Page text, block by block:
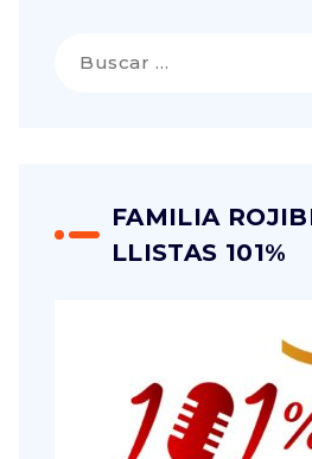
FAMILIA
LLISTAS 101%